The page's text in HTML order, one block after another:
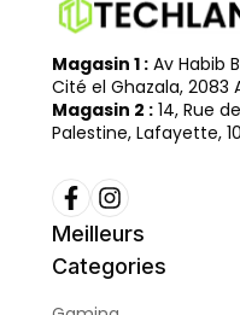
Magasin 1 : Av Habib
Cité el Ghazala, 2083
Magasin 2 : 14, Rue
Palestine, Lafayette,
Meilleurs
Categories